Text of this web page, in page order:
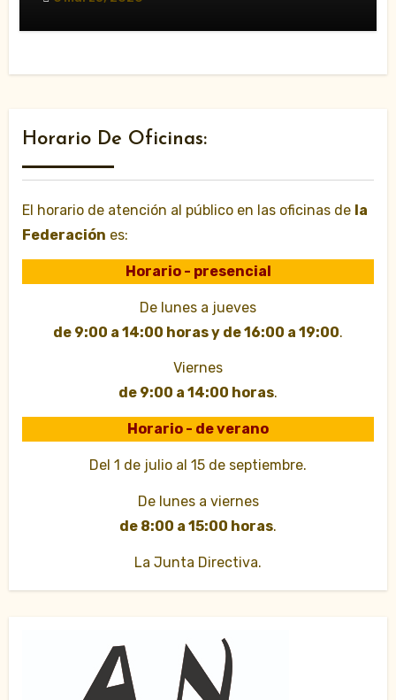
Horario De Oficinas:
El horario de atención al público en las oficinas de la
Federación es:
Horario - presencial
De lunes a jueves
de 9:00 a 14:00 horas y de 16:00 a 19:00.
Viernes
de 9:00 a 14:00 horas.
Horario - de verano
Del 1 de julio al 15 de septiembre.
De lunes a viernes
de 8:00 a 15:00 horas.
La Junta Directiva.